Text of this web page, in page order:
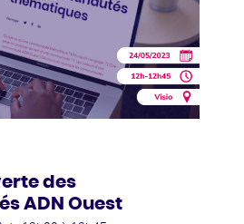
des
ADN Ouest